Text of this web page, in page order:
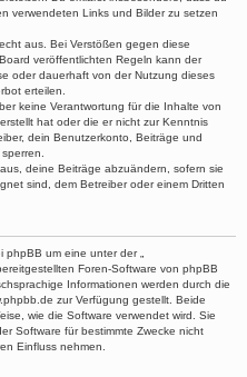
verwendeten Links und Bilder zu setzen
aus. Bei Verstößen gegen diese
veröffentlichten Regeln kann der
oder dauerhaft von der Nutzung dieses
erteilen.
keine Verantwortung für die Inhalte von
hat oder die er nicht zur Kenntnis
dein Benutzerkonto, Beiträge und
deine Beiträge abzuändern, sofern sie
sind, dem Betreiber oder einem Dritten
um eine unter der „
Foren-Software von phpBB
Informationen werden durch die
zur Verfügung gestellt. Beide
wie die Software verwendet wird. Sie
Software für bestimmte Zwecke nicht
Einfluss nehmen.